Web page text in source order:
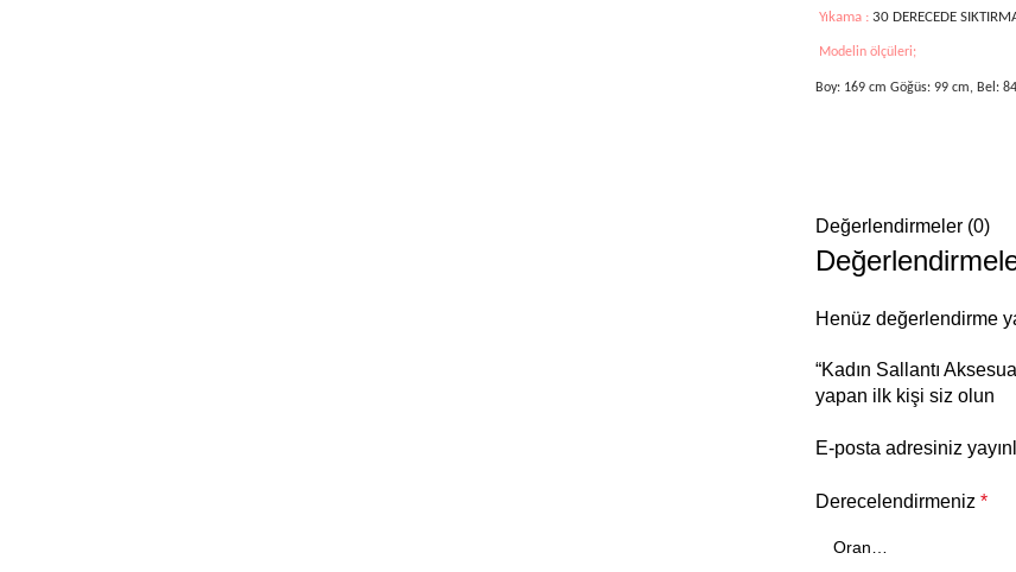
Yıkama : 30 DERECEDE
Modelin ölçüleri;
Boy: 169 cm Göğüs: 99 cm, Bel:
Değerlendirmeler (0)
Henüz değerlendirme
“Kadın Sallantı
yapan ilk kişi siz olun
E-posta adresiniz
Derecelendirmeniz *